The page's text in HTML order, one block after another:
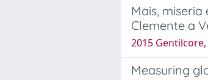
Mais, miseria
Clemente a
2015
Measuring